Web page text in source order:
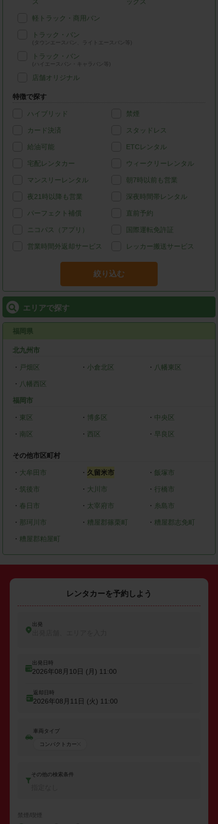
軽トラック・商用バン
トラック・バン
(タウンエースバン、ライトエースバン等)
トラック・バン
(ハイエースバン・キャラバン等)
店舗オリジナル
特徴で探す
ハイブリッド 禁煙
カード決済 スタッドレス
給油可能 ETCレンタル
宅配レンタカー ウィークリーレンタル
マンスリーレンタル 朝7時以前も営業
夜21時以降も営業 深夜時間帯レンタル
パーフェクト補償 直前予約
ニコパス（アプリ） 国際運転免許証
営業時間外返却サービス レッカー搬送サービス
絞り込む
エリアで探す
福岡県
北九州市
・ 戸畑区 ・ 小倉北区 ・ 八幡東区
・ 八幡西区
福岡市
・ 東区 ・ 博多区 ・ 中央区
・ 南区 ・ 西区 ・早良区
その他市区町村
・ 大牟田市 ・ 久留米市 ・ 飯塚市
・ 筑後市 ・ 大川市 ・行橋市
・ 春日市 ・ 太宰府市 ・ 糸島市
・ 那珂川市 ・ 糟屋郡篠栗町 ・ 糟屋郡志免町
・ 糟屋郡粕屋町
レンタカーを予約しよう
出発
出発日時
2026年08月10日 (月) 11:00
返却日時
2026年08月11日 (火) 11:00
車両タイプ
コンパクトカー
その他の検索条件
禁煙/喫煙